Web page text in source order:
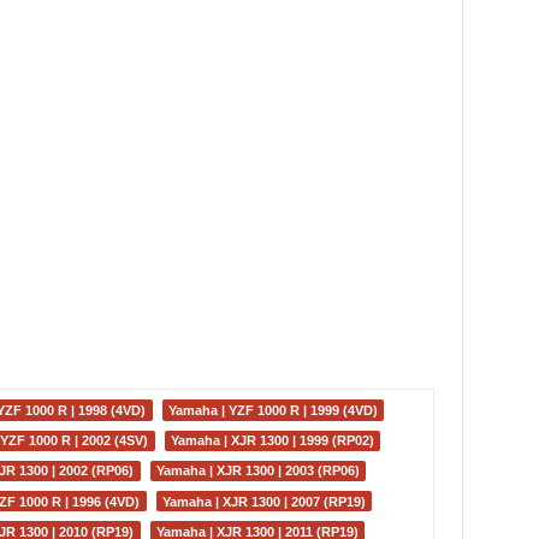
1000 R | 1998 (4VD) Yamaha | YZF 1000 R | 1999 (4VD)
1000 R | 2002 (4SV) Yamaha | XJR 1300 | 1999 (RP02)
1300 | 2002 (RP06) Yamaha | XJR 1300 | 2003 (RP06)
1000 R | 1996 (4VD) Yamaha | XJR 1300 | 2007 (RP19)
1300 | 2010 (RP19) Yamaha | XJR 1300 | 2011 (RP19)